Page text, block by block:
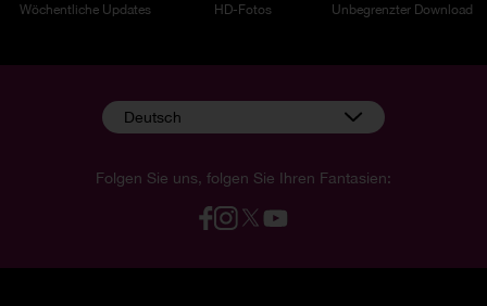
Wöchentliche Updates HD-Fotos Unbegrenzter Download
Folgen Sie uns, folgen Sie Ihren Fantasien:
Deutsch